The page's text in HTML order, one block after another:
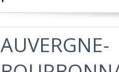
‎AUVERGNE-